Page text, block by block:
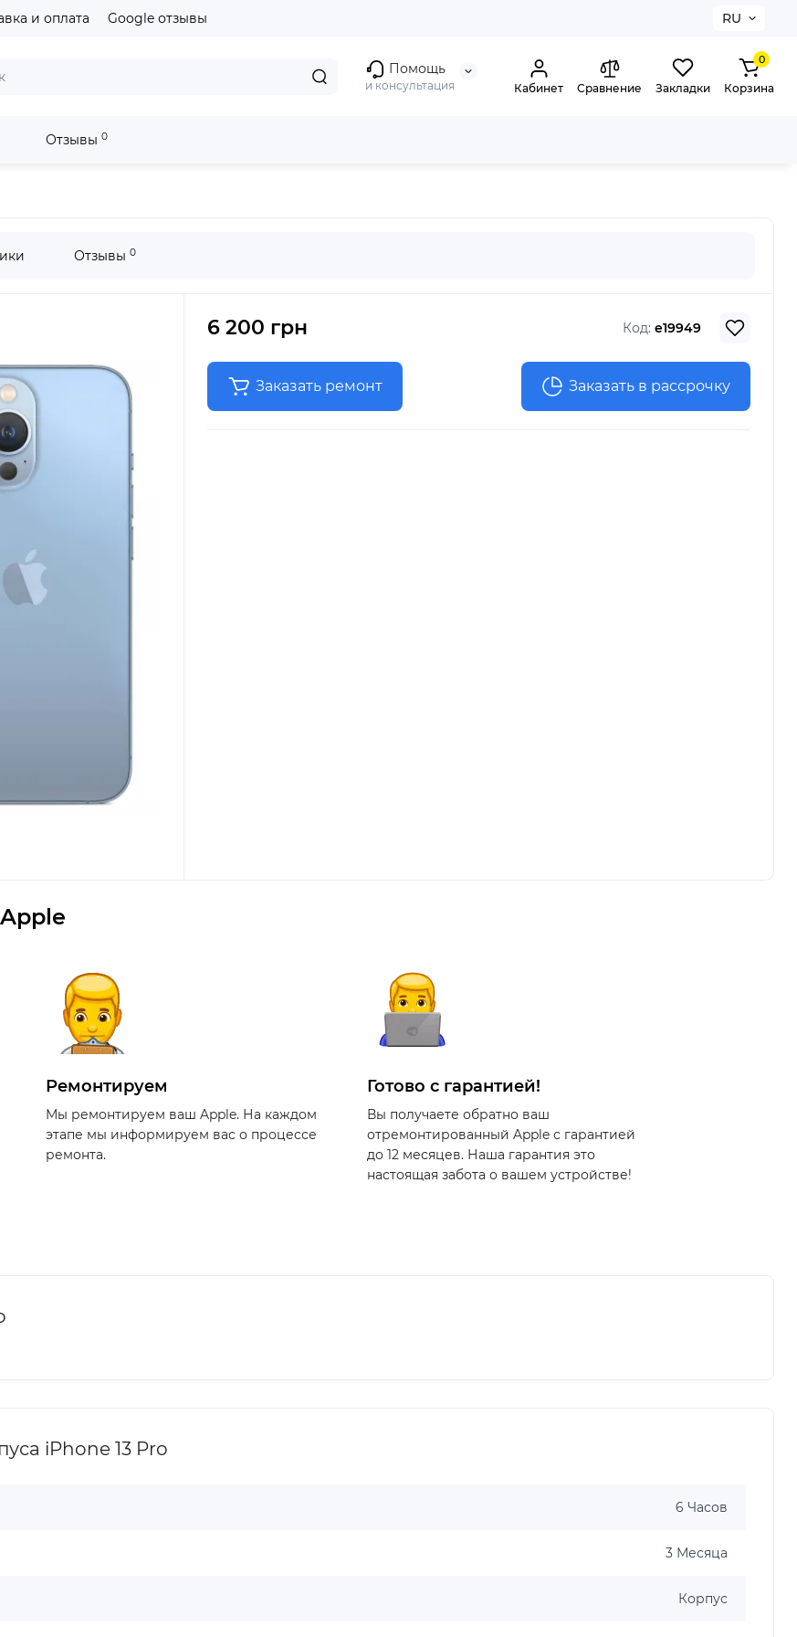
и оплата Google отзывы RU
Помощь
и консультация Кабинет Сравнение Закладки
0
Корзина
Отзывы 0
Отзывы 0
6 200 грн Код: e19949
Заказать ремонт Заказать в рассрочку
Ремонтируем
Мы ремонтируем ваш Apple. На каждом
этапе мы информируем вас о процессе
ремонта.
Готово с гарантией!
Вы получаете обратно ваш
отремонтированный Apple с гарантией
до 12 месяцев. Наша гарантия это
настоящая забота о вашем устройстве!
iPhone 13 Pro
6 Часов
3 Месяца
Корпус